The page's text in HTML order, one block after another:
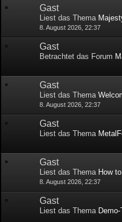
Gast
Liest das Thema
8. August 2026, 22:37
Gast
Betrachtet das Forum
Gast
Liest das Thema
8. August 2026, 22:37
Gast
Liest das Thema
Gast
Liest das Thema How
8. August 2026, 22:37
Gast
Liest das Thema